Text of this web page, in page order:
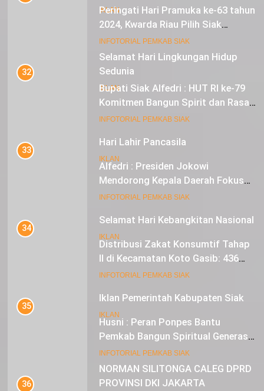
IKLAN
Selamat Hari Lingkungan Hidup
Sedunia
IKLAN
Hari Lahir Pancasila
IKLAN
Selamat Hari Kebangkitan Nasional
IKLAN
Iklan Pemerintah Kabupaten Siak
IKLAN
NORMAN SILITONGA CALEG DPRD
PROVINSI DKI JAKARTA
Peringati Hari Pramuka ke-63 tahun
2024, Kwarda Riau Pilih Siak
Sebagai Tuan Rumah
INFOTORIAL PEMKAB SIAK
32
Bupati Siak Alfedri : HUT RI ke-79
Komitmen Bangun Spirit dan Rasa
Nasionalisme
INFOTORIAL PEMKAB SIAK
33
Alfedri : Presiden Jokowi
Mendorong Kepala Daerah Fokus
pada Inflasi dan Pilkada Serentak
INFOTORIAL PEMKAB SIAK
34
Distribusi Zakat Konsumtif Tahap
II di Kecamatan Koto Gasib: 436
Mustahik Terima Bantuan
INFOTORIAL PEMKAB SIAK
35
Husni : Peran Ponpes Bantu
Pemkab Bangun Spiritual Generasi
Muda
INFOTORIAL PEMKAB SIAK
36